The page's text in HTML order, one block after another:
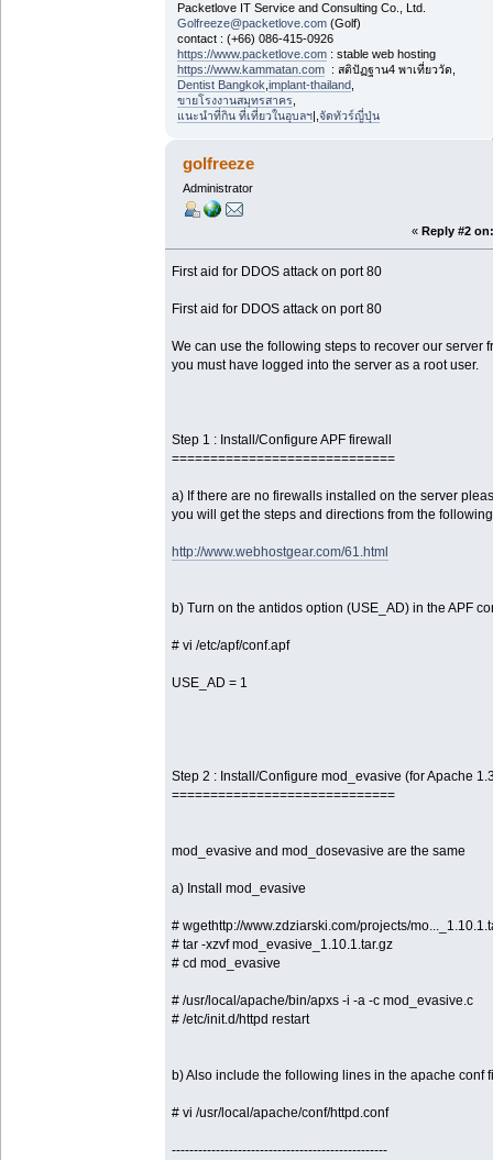
Packetlove IT Service and Consulting Co., Ltd.
Golfreeze@packetlove.com(Golf)
contact : (+66) 086-415-0926
https://www.packetlove.com: stable web hosting
https://www.kammatan.com: สติปัฏฐาน4 พาเที่ยววัด,
Dentist Bangkok implant-thailand,
ขายโรงงานสมุทรสาคร,
แนะนำที่กิน ที่เที่ยวในอุบลฯ|, จัดทัวร์ญี่ปุ่น
golfreeze
Administrator
« Reply #2 on:
First aid for DDOS attack on port 80
First aid for DDOS attack on port 80
We can use the following steps to recover our server
you must have logged into the server as a root user.
Step 1 : Install/Configure APF firewall
=============================
a) If there are no firewalls installed on the server
you will get the steps and directions from the
http://www.webhostgear.com/61.html
b) Turn on the antidos option (USE_AD) in the APF
# vi /etc/apf/conf.apf
USE_AD = 1
Step 2 : Install/Configure mod_evasive (for Apache
=============================
mod_evasive and mod_dosevasive are the same
a) Install mod_evasive
# wgethttp://www.zdziarski.com/projects/
# tar -xzvf mod_evasive_1.10.1.tar.gz
# cd mod_evasive
# /usr/local/apache/bin/apxs -i -a -c mod_evasive.c
# /etc/init.d/httpd restart
b) Also include the following lines in the apache conf
# vi /usr/local/apache/conf/httpd.conf
-------------------------------------------------